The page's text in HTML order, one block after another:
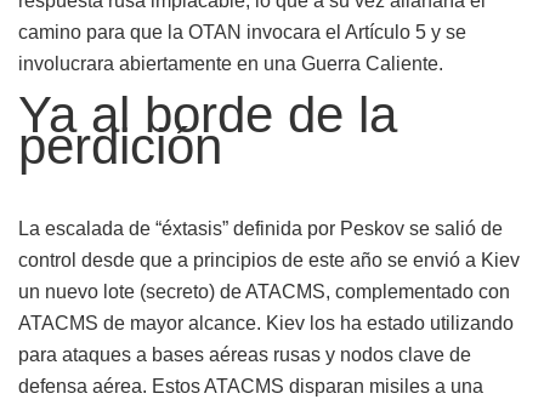
camino para que la OTAN invocara el Artículo 5 y se
involucrara abiertamente en una Guerra Caliente.
Ya al borde de la
perdición
La escalada de “éxtasis” definida por Peskov se salió de
control desde que a principios de este año se envió a Kiev
un nuevo lote (secreto) de ATACMS, complementado con
ATACMS de mayor alcance. Kiev los ha estado utilizando
para ataques a bases aéreas rusas y nodos clave de
defensa aérea. Estos ATACMS disparan misiles a una